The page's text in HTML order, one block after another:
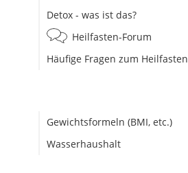
Detox - was ist das?
Heilfasten-Forum
Häufige Fragen zum Heilfasten
Gewichtsformeln (BMI, etc.)
Wasserhaushalt